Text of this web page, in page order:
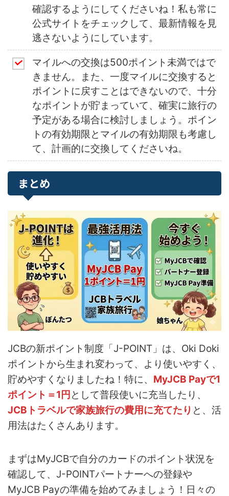
確認するようにしてくださいね！私も常に
公式サイトをチェックして、最新情報を見
逃さないようにしています。
マイルへの交換は500ポイント未満ではで
きません。また、一度マイルに交換すると
ポイントに戻すことはできないので、十分
なポイントが貯まっていて、確実に旅行の
予定がある場合に検討しましょう。ポイン
トの有効期限とマイルの有効期限も考慮し
て、計画的に交換してくださいね。
まとめ
JCBの新ポイント制度「J-POINT」は、Oki Doki
ポイントから生まれ変わって、より使いやすく、
貯めやすくなりましたね！特に、 MyJCB Payで1
ポイント＝1円 として普段使いに充当したり、
JCBトラベルで家族旅行の費用に充てたり と、活
用法はたくさんあります。
まずはMyJCBで自分のカードのポイント状況を
確認して、J-POINTパートナーへの登録や
MyJCB Payの準備を始めてみましょう！日々の